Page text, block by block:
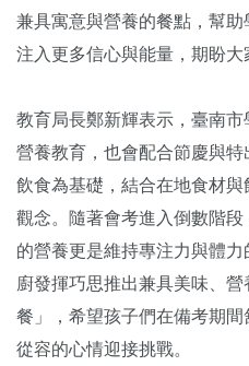
兼具寓意與營養的餐點，幫
注入更多信心與能量，期盼大
教育局長鄭新輝表示，臺南
營養教育，也會配合節慶與
飲食為基礎，結合在地食材
觀念。隨著會考進入倒數階
的營養更是維持專注力與體
廚發揮巧思推出兼具美味、
餐」，希望孩子們在備考期
從容的心情迎接挑戰。